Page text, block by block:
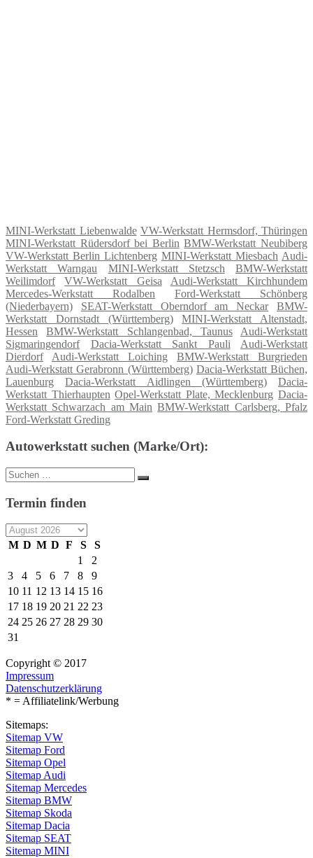
MINI-Werkstatt Liebenwalde VW-Werkstatt Hermsdorf, Thüringen
MINI-Werkstatt Rüdersdorf bei Berlin BMW-Werkstatt Neubiberg
VW-Werkstatt Berlin Lichtenberg MINI-Werkstatt Miesbach Audi-
Werkstatt Warngau
MINI-Werkstatt Stetzsch
BMW-Werkstatt
Weilimdorf
VW-Werkstatt Geisa
Audi-Werkstatt Kirchhundem
Mercedes-Werkstatt Rodalben
Ford-Werkstatt Schönberg
(Niederbayern)
SEAT-Werkstatt Oberndorf am Neckar
BMW-
Werkstatt Dornstadt (Württemberg)
MINI-Werkstatt Altenstadt,
Hessen
BMW-Werkstatt Schlangenbad, Taunus
Audi-Werkstatt
Sigmaringendorf
Dacia-Werkstatt Sankt Pauli
Audi-Werkstatt
Dierdorf
Audi-Werkstatt Loiching
BMW-Werkstatt Burgrieden
Audi-Werkstatt Gerabronn (Württemberg) Dacia-Werkstatt Büchen,
Lauenburg
Dacia-Werkstatt Aidlingen (Württemberg)
Dacia-
Werkstatt Thierhaupten Opel-Werkstatt Plate, Mecklenburg Dacia-
Werkstatt Schwarzach am Main BMW-Werkstatt Carlsberg, Pfalz
Ford-Werkstatt Greding
Autowerkstatt suchen (Marke/Ort):
Suche
nach:
Suchen
Termin finden
M D M D F S
S
1
2
3
4 5 6 7 8
9
10 11 12 13 14 15 16
17 18 19 20 21 22 23
24 25 26 27 28 29 30
31
Copyright © 2017
Impressum
Datenschutzerklärung
* = Affiliatelink/Werbung
Sitemaps:
Sitemap VW
Sitemap Ford
Sitemap Opel
Sitemap Audi
Sitemap Mercedes
Sitemap BMW
Sitemap Skoda
Sitemap Dacia
Sitemap SEAT
Sitemap MINI